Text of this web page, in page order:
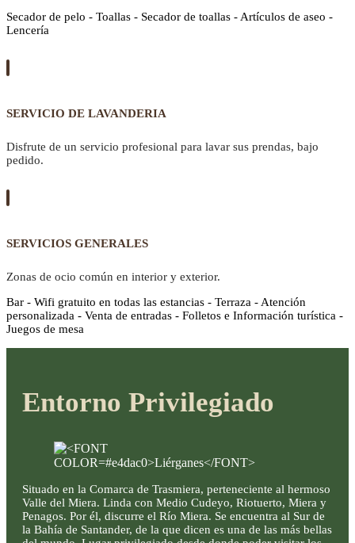
Secador de pelo - Toallas - Secador de toallas - Artículos de aseo -
Lencería
SERVICIO DE LAVANDERIA
Disfrute de un servicio profesional para lavar sus prendas, bajo
pedido.
SERVICIOS GENERALES
Zonas de ocio común en interior y exterior.
Bar - Wifi gratuito en todas las estancias - Terraza - Atención
personalizada - Venta de entradas - Folletos e Información turística -
Juegos de mesa
Entorno Privilegiado
Situado en la Comarca de Trasmiera, perteneciente al hermoso
Valle del Miera. Linda con Medio Cudeyo, Riotuerto, Miera y
Penagos. Por él, discurre el Río Miera. Se encuentra al Sur de
la Bahía de Santander, de la que dicen es una de las más bellas